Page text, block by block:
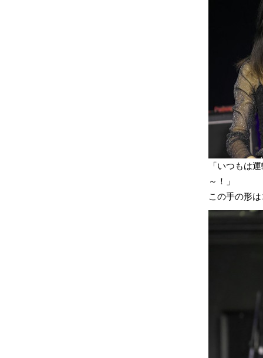
「いつもは
～！」
この手の形